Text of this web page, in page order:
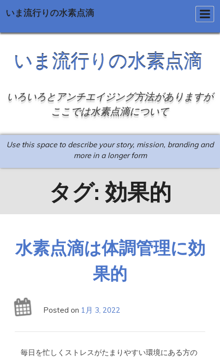
Skip
content
いま流行りの水素点滴
いま流行りの水素点滴
いろいろとアンチエイジング方法がありますが
ここでは水素点滴について
Use this space to describe your story, mission, branding and
more in a longer form
タグ:効果的
水素点滴は体調管理に効
果的
Posted on 1月 3, 2022
毎日を忙しくストレスがたまりやすい環境にある方の